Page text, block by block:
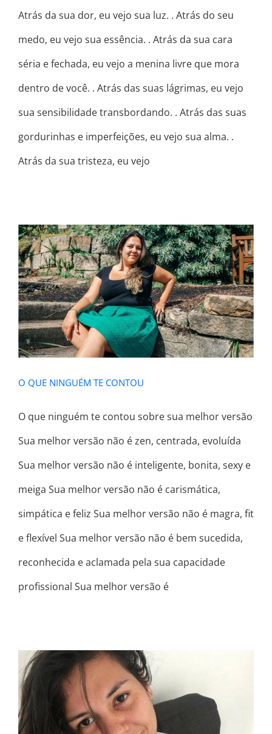
Atrás da sua dor, eu vejo sua luz. . Atrás do seu
medo, eu vejo sua essência. . Atrás da sua cara
séria e fechada, eu vejo a menina livre que mora
dentro de você. . Atrás das suas lágrimas, eu vejo
sua sensibilidade transbordando. . Atrás das suas
gordurinhas e imperfeições, eu vejo sua alma. .
Atrás da sua tristeza, eu vejo
O QUE NINGUÉM TE CONTOU
O QUE NINGUÉM TE CONTOU
O que ninguém te contou sobre sua melhor versão
Sua melhor versão não é zen, centrada, evoluída
Sua melhor versão não é inteligente, bonita, sexy e
meiga Sua melhor versão não é carismática,
simpática e feliz Sua melhor versão não é magra, fit
e flexível Sua melhor versão não é bem sucedida,
reconhecida e aclamada pela sua capacidade
profissional Sua melhor versão é
A RIQUEZA DA SUA IMPERFEIÇÃO